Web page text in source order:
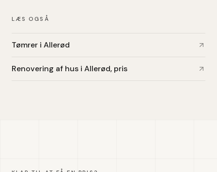
LÆS OGSÅ
Tømrer i Allerød
Renovering af hus i Allerød, pris